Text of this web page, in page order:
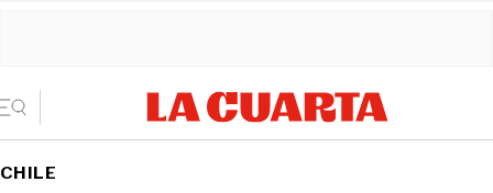
CHILE